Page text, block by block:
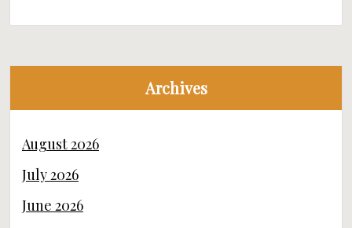
Archives
August 2026
July 2026
June 2026